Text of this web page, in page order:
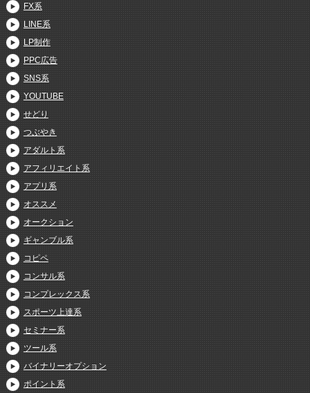
FX系
LINE系
LP制作
PPC広告
SNS系
YOUTUBE
せどり
つぶやき
アダルト系
アフィリエイト系
アプリ系
オススメ
オークション
ギャンブル系
コピペ
コンサル系
コンプレックス系
スポーツ上達系
セミナー系
ツール系
バイナリーオプション
ポイント系